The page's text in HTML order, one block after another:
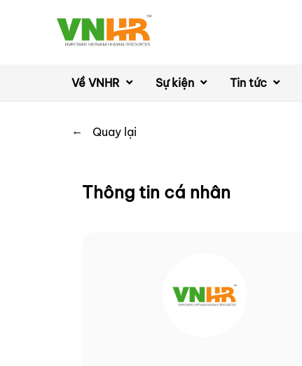
Về VNHR Sự kiện Tin tức
← Quay lại
Thông tin cá nhân